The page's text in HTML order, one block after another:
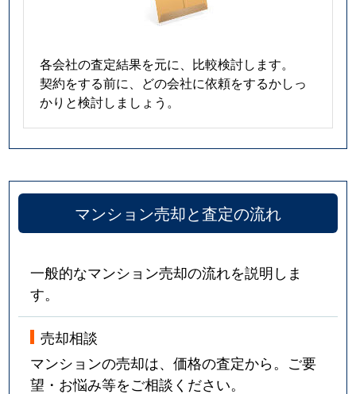
各会社の査定結果を元に、比較検討します。
契約をする前に、どの会社に依頼をするかしっ
かりと検討しましょう。
マンション売却と査定の流れ
一般的なマンション売却の流れを説明しま
す。
売却相談
マンションの売却は、価格の査定から。ご要
望・お悩み等をご相談ください。